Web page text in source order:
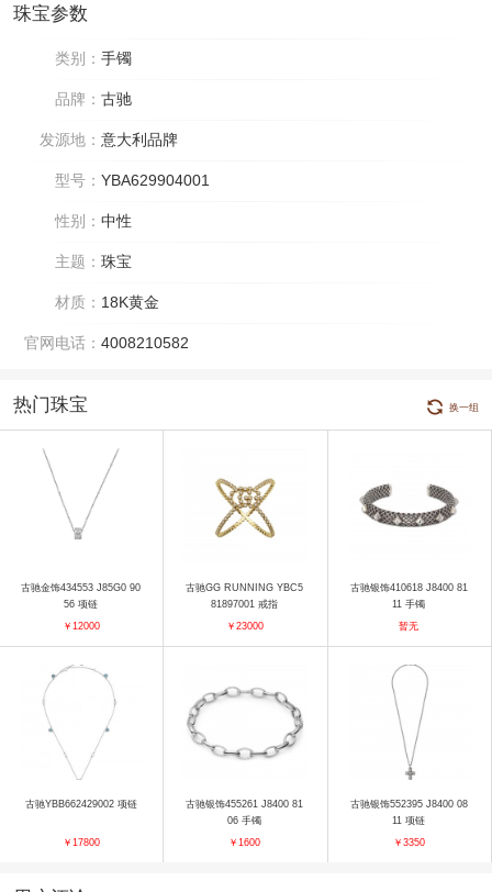
珠宝参数
类别： 手镯
品牌： 古驰
发源地： 意大利品牌
型号： YBA629904001
性别： 中性
主题： 珠宝
材质： 18K黄金
官网电话： 4008210582
热门珠宝 换一组
古驰金饰434553 J85G0 90
56 项链
￥12000
古驰GG RUNNING YBC5
81897001 戒指
￥23000
古驰银饰410618 J8400 81
11 手镯
暂无
古驰YBB662429002 项链
￥17800
古驰银饰455261 J8400 81
06 手镯
￥1600
古驰银饰552395 J8400 08
11 项链
￥3350